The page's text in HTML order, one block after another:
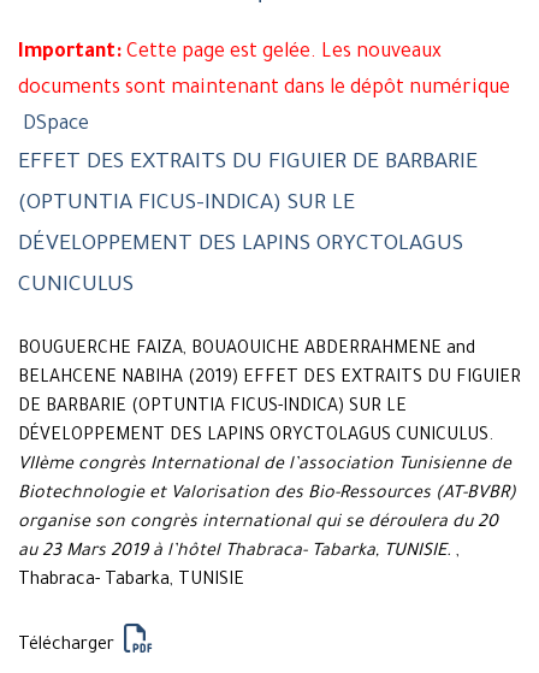
Important: Cette page est gelée. Les nouveaux
documents sont maintenant dans le dépôt numérique
DSpace
EFFET DES EXTRAITS DU FIGUIER DE BARBARIE
(OPTUNTIA FICUS-INDICA) SUR LE
DÉVELOPPEMENT DES LAPINS ORYCTOLAGUS
CUNICULUS
BOUGUERCHE FAIZA, BOUAOUICHE ABDERRAHMENE and
BELAHCENE NABIHA (2019) EFFET DES EXTRAITS DU FIGUIER
DE BARBARIE (OPTUNTIA FICUS-INDICA) SUR LE
DÉVELOPPEMENT DES LAPINS ORYCTOLAGUS CUNICULUS.
VIIème congrès International de l’association Tunisienne de
Biotechnologie et Valorisation des Bio-Ressources (AT-BVBR)
organise son congrès international qui se déroulera du 20
au 23 Mars 2019 à l’hôtel Thabraca- Tabarka, TUNISIE. ,
Thabraca- Tabarka, TUNISIE
Télécharger